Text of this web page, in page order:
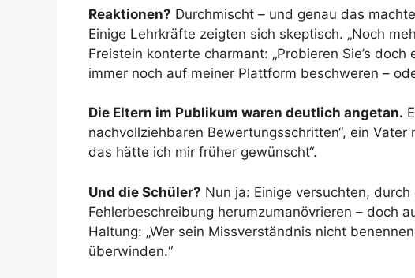
Reaktionen? Durchmischt – und genau das
Einige Lehrkräfte zeigten sich skeptisch. „Noch
Freistein konterte charmant: „Probieren Sie’s
immer noch auf meiner Plattform beschweren –
Die Eltern im Publikum waren deutlich angetan.
nachvollziehbaren Bewertungsschritten“, ein Vater
das hätte ich mir früher gewünscht“.
Und die Schüler? Nun ja: Einige versuchten,
Fehlerbeschreibung herumzumanövrieren – doch
Haltung: „Wer sein Missverständnis nicht
überwinden.“